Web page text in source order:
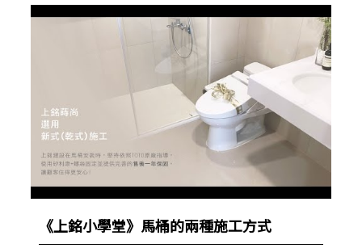
《上銘小學堂》馬桶的兩種施工方式